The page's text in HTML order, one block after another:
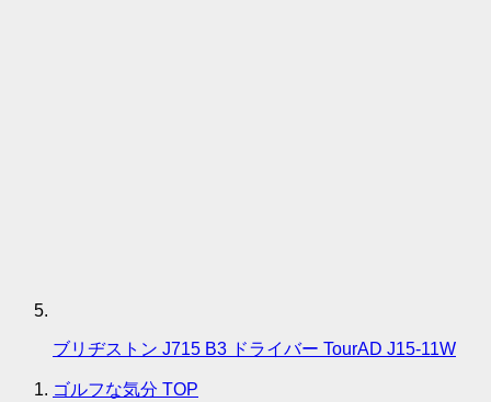
ブリヂストン J715 B3 ドライバー TourAD J15-11W
ゴルフな気分 TOP